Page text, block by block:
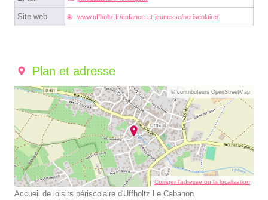
Site web www.uffholtz.fr/enfance-et-jeunesse/periscolaire/
Plan et adresse
© contributeurs OpenStreetMap
Corriger l’adresse ou la localisation
Accueil de loisirs périscolaire d'Uffholtz Le Cabanon